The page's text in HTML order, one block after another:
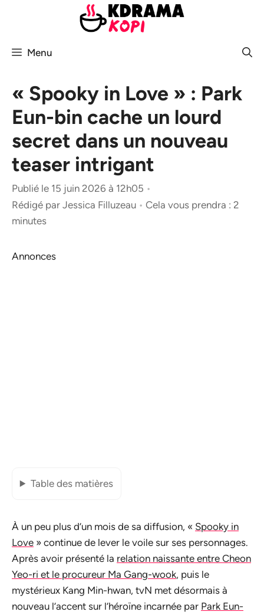
Menu
« Spooky in Love » : Park
Eun-bin cache un lourd
secret dans un nouveau
teaser intrigant
Publié le 15 juin 2026 à 12h05 •
Rédigé par Jessica Filluzeau • Cela vous prendra : 2
minutes
Annonces
Table des matières
À un peu plus d’un mois de sa diffusion, « Spooky in
Love » continue de lever le voile sur ses personnages.
Après avoir présenté la relation naissante entre Cheon
Yeo-ri et le procureur Ma Gang-wook, puis le
mystérieux Kang Min-hwan, tvN met désormais à
nouveau l’accent sur l’héroïne incarnée par Park Eun-